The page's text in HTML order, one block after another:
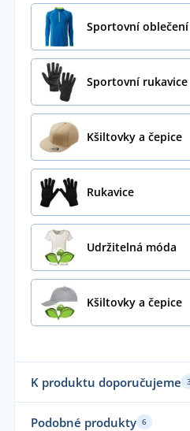
Sportovní oblečení
Sportovní rukavice
Kšiltovky a čepice
Rukavice
Udržitelná móda
Kšiltovky a čepice
K produktu doporučujeme 3
Podobné produkty 6